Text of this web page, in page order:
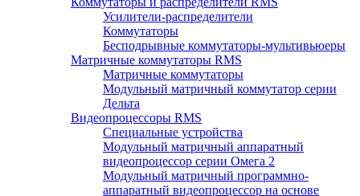
Усилители-распределители
Коммутаторы
Бесподрывные коммутаторы-мультивьюеры
Матричные коммутаторы RMS
Матричные коммутаторы
Модульный матричный коммутатор серии
Дельта
Видеопроцессоры RMS
Специальные устройства
Модульный матричный аппаратный
видеопроцессор серии Омега 2
Модульный матричный программно-
аппаратный видеопроцессор на основе